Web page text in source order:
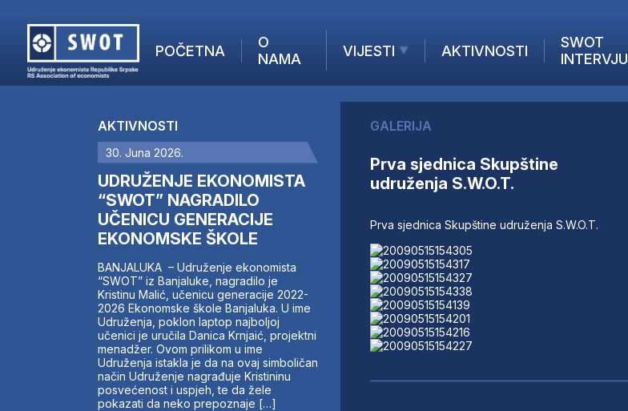
POČETNA
O
NAMA
VIJESTI
AKTUELNO
KOMPANIJE
FINANSIJE
IZ STRANIH MEDIJA
AKTIVNOSTI
SWOT
INTERVJU
AKTUELNO
ANALIZE
KOMPANIJE
FINANSIJE
IZ STRANIH MEDIJA
AKTIVNOSTI
SWOT INTERVJU
UČLANI SE
KONTAKT
AKTIVNOSTI
30. Juna 2026.
UDRUŽENJE EKONOMISTA
“SWOT” NAGRADILO
UČENICU GENERACIJE
EKONOMSKE ŠKOLE
BANJALUKA – Udruženje ekonomista
“SWOT” iz Banjaluke, nagradilo je
Kristinu Malić, učenicu generacije 2022-
2026 Ekonomske škole Banjaluka. U ime
Udruženja, poklon laptop najboljoj
učenici je uručila Danica Krnjaić, projektni
menadžer. Ovom prilikom u ime
Udruženja istakla je da na ovaj simboličan
način Udruženje nagrađuje Kristininu
posvećenost i uspjeh, te da žele
pokazati da neko prepoznaje […]
GALERIJA
Prva sjednica Skupštine
udruženja S.W.O.T.
Prva sjednica Skupštine udruženja S.W.O.T.